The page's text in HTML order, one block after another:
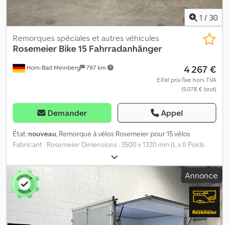
1 / 30
Horn-Bad Meinberg 797 km
Remorques spéciales et autres véhicules
Rosemeier Bike 15 Fahrradanhänger
4 267 €
EXW prix fixe hors TVA
(5 078 € brut)
Demander Appel
État: nouveau, Remorque à vélos Rosemeier pour 15 vélos
Fabricant : Rosemeier Dimensions : 3500 x 1320 mm (L x l) Poids
total autorisé : 1 000 kg Fixation possible pour jusqu'à 15 vélos
Dkjdpfx Agey I Uzledsr Amortisseurs d'essieux pour homologation
100 km/h 1 coffre de rangement sur la flèche 2 béquilles
coulissantes à l'arrière Roue jockey Prise 13 broches Pour un
financement individuel et sur mesure, contactez-nous ! Plus de 1
000 remorques disponibles au Anhänger-Centrum Rosemeier.
Venez découvrir notre gamme. Nous vous conseillerons avec
Annonce